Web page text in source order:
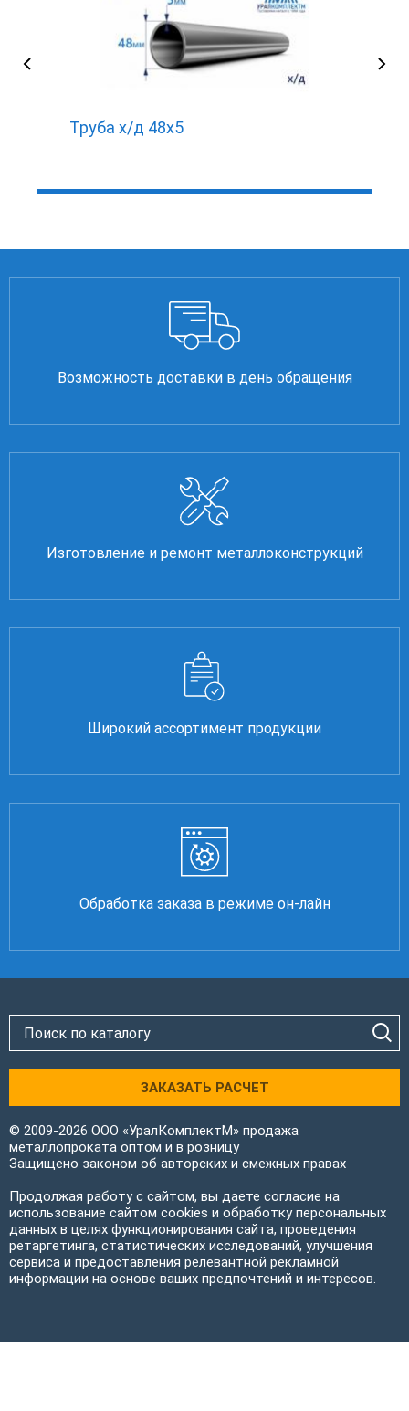
Труба х/д 48х5
Возможность доставки в день обращения
Изготовление и ремонт металлоконструкций
Широкий ассортимент продукции
Обработка заказа в режиме он-лайн
ЗАКАЗАТЬ РАСЧЕТ
© 2009-2026 ООО «УралКомплектМ» продажа
металлопроката оптом и в розницу
Защищено законом об авторских и смежных правах
Продолжая работу с сайтом, вы даете согласие на
использование сайтом cookies и обработку персональных
данных в целях функционирования сайта, проведения
ретаргетинга, статистических исследований, улучшения
сервиса и предоставления релевантной рекламной
информации на основе ваших предпочтений и интересов.